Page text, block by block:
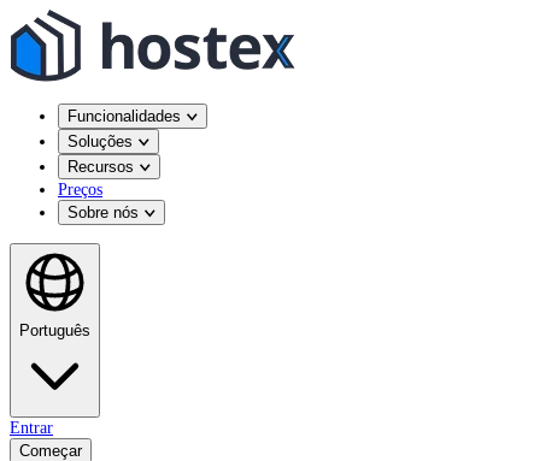
Funcionalidades
Soluções
Recursos
Preços
Sobre nós
Português
Entrar
Começar